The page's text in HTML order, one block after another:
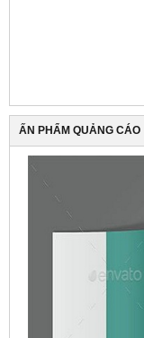
ẤN PHẨM QUẢNG CÁO